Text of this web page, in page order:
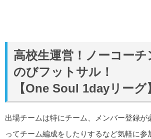
高校生運営！ノーコー
のびフットサル！
【One Soul 1dayリーグ
出場チームは特にチーム、メンバー登録が
ってチーム編成をしたりするなど気軽に参